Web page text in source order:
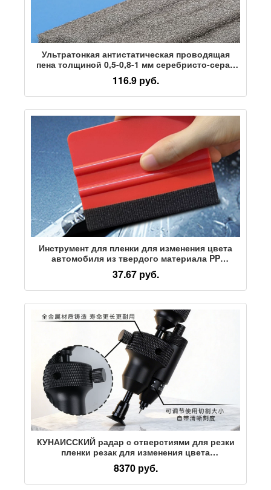
Ультратонкая антистатическая проводящая
пена толщиной 0,5-0,8-1 мм серебристо-серая
самоклеящаяся уплотнительная губчатая
прокладка-экранирующая прокладка
116.9 руб.
Инструмент для пленки для изменения цвета
автомобиля из твердого материала PP
квадратный скребок скребок для рекламной
пленки шерстяной войлок пластиковый
скребок
37.67 руб.
КУНАИССКИЙ радар с отверстиями для резки
пленки резак для изменения цвета
автомобильной одежды универсальная
металлическая режущая головка пленочный
артефакт с многоскоростной регулировкой
8370 руб.